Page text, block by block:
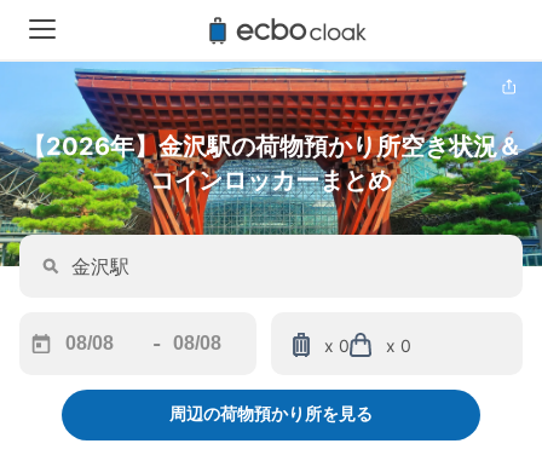
【2026年】金沢駅の荷物預かり所空き状況＆
コインロッカーまとめ
forward
interact
-
backward
to
interact
x 0 x 0
周辺の荷物預かり所を見る